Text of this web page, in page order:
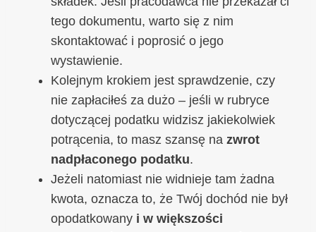
tego dokumentu, warto się z nim
skontaktować i poprosić o jego
wystawienie.
Kolejnym krokiem jest sprawdzenie, czy
nie zapłaciłeś za dużo – jeśli w rubryce
dotyczącej podatku widzisz jakiekolwiek
potrącenia, to masz szansę na zwrot
nadpłaconego podatku.
Jeżeli natomiast nie widnieje tam żadna
kwota, oznacza to, że Twój dochód nie był
opodatkowany i w większości